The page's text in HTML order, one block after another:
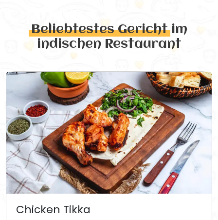
Beliebtestes Gerichtim
indischen Restaurant
Chicken Tikka